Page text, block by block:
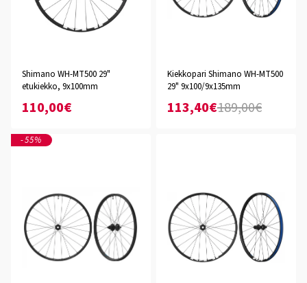
Shimano WH-MT500 29"
etukiekko, 9x100mm
110,00€
Kiekkopari Shimano WH-MT500
29" 9x100/9x135mm
113,40€189,00€
-55%